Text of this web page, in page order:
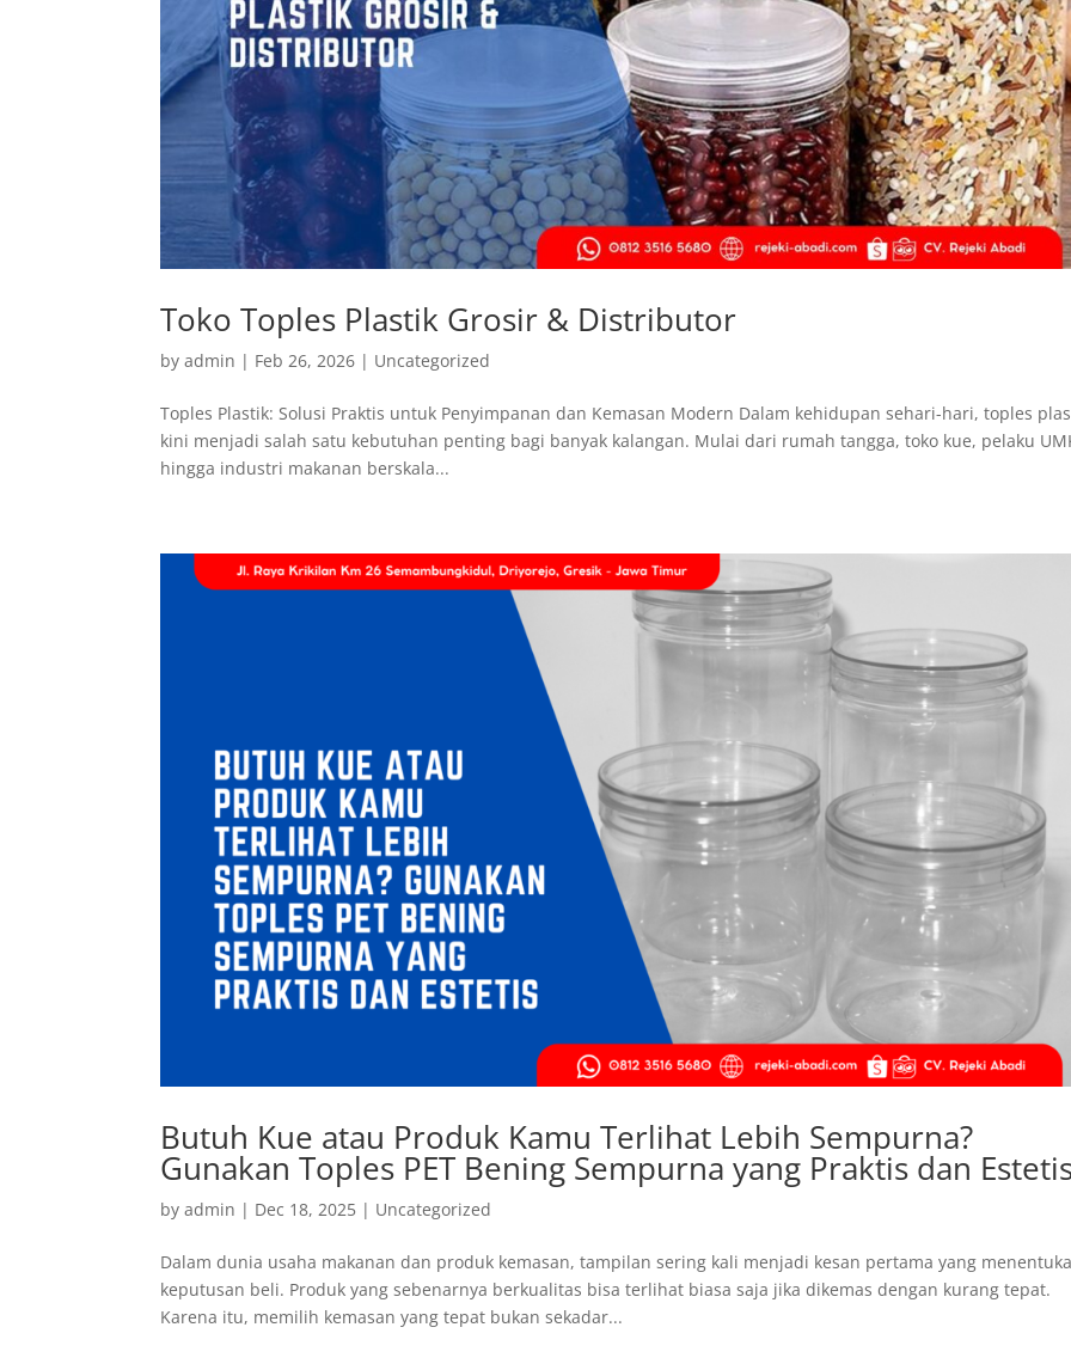
Toko Toples Plastik Grosir & Distributor
byadmin | Feb 26, 2026 | Uncategorized
Toples Plastik: Solusi Praktis untuk Penyimpanan dan Kemasan Modern Dalam kehidupan sehari-hari, toples
kini menjadi salah satu kebutuhan penting bagi banyak kalangan. Mulai dari rumah tangga, toko kue, pelaku
hingga industri makanan berskala...
Butuh Kue atau Produk Kamu Terlihat Lebih Sempurna?
Gunakan Toples PET Bening Sempurna yang Praktis dan
byadmin | Dec 18, 2025 | Uncategorized
Dalam dunia usaha makanan dan produk kemasan, tampilan sering kali menjadi kesan pertama yang
keputusan beli. Produk yang sebenarnya berkualitas bisa terlihat biasa saja jika dikemas dengan kurang tepat.
Karena itu, memilih kemasan yang tepat bukan sekadar...